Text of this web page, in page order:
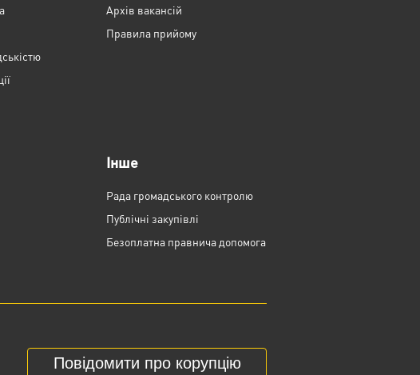
Архів вакансій
Правила прийому
Інше
Рада громадського контролю
Публічні закупівлі
Безоплатна правнича допомога
Повідомити про корупцію